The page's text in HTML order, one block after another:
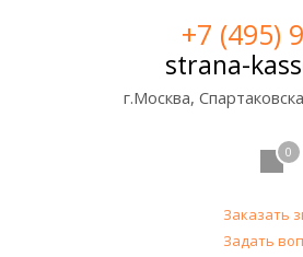
+7 (495)
strana-
г.Москва,
0
Заказать
Задать